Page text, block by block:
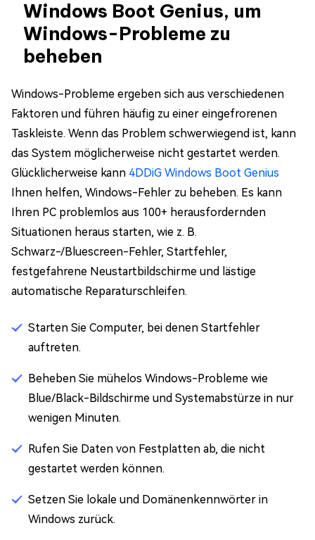
Windows Boot Genius, um
Windows-Probleme zu
beheben
Windows-Probleme ergeben sich aus verschiedenen
Faktoren und führen häufig zu einer eingefrorenen
Taskleiste. Wenn das Problem schwerwiegend ist, kann
das System möglicherweise nicht gestartet werden.
Glücklicherweise kann 4DDiG Windows Boot Genius
Ihnen helfen, Windows-Fehler zu beheben. Es kann
Ihren PC problemlos aus 100+ herausfordernden
Situationen heraus starten, wie z. B.
Schwarz-/Bluescreen-Fehler, Startfehler,
festgefahrene Neustartbildschirme und lästige
automatische Reparaturschleifen.
Starten Sie Computer, bei denen Startfehler
auftreten.
Beheben Sie mühelos Windows-Probleme wie
Blue/Black-Bildschirme und Systemabstürze in nur
wenigen Minuten.
Rufen Sie Daten von Festplatten ab, die nicht
gestartet werden können.
Setzen Sie lokale und Domänenkennwörter in
Windows zurück.